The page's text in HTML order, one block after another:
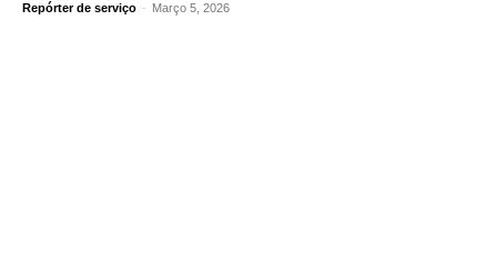
Repórter de serviço - Março 5, 2026